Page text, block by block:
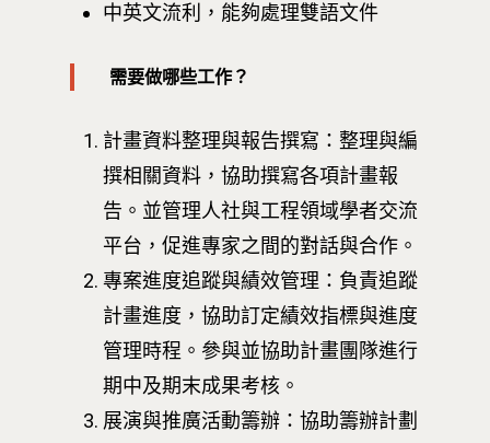
中英文流利，能夠處理雙語文件
需要做哪些工作？
計畫資料整理與報告撰寫： 整理與編
撰相關資料，協助撰寫各項計畫報
告。並管理人社與工程領域學者交流
平台，促進專家之間的對話與合作。
專案進度追蹤與績效管理：負責追蹤
計畫進度，協助訂定績效指標與進度
管理時程。參與並協助計畫團隊進行
期中及期末成果考核。
展演與推廣活動籌辦：協助籌辦計劃